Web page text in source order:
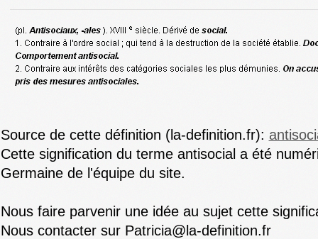
Source de cette définition (la-definition.fr):
Cette signification du terme antisocial a été
Germaine de l'équipe du site.
Nous faire parvenir une idée au sujet cette
Nous contacter sur Patricia@la-definition.fr